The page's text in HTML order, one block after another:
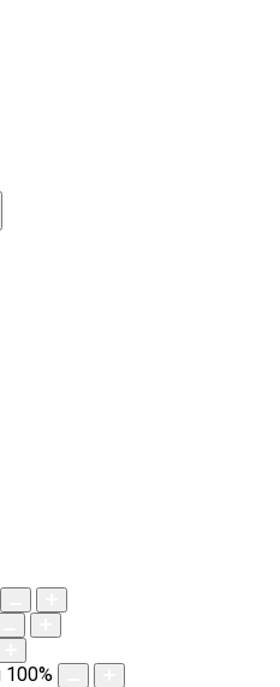
100%